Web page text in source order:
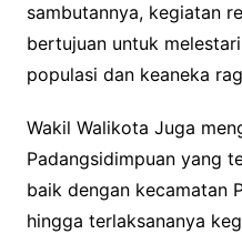
sambutannya, kegiatan
bertujuan untuk
populasi dan keaneka
Wakil Walikota Juga
Padangsidimpuan yang
baik dengan kecamatan
hingga terlaksananya